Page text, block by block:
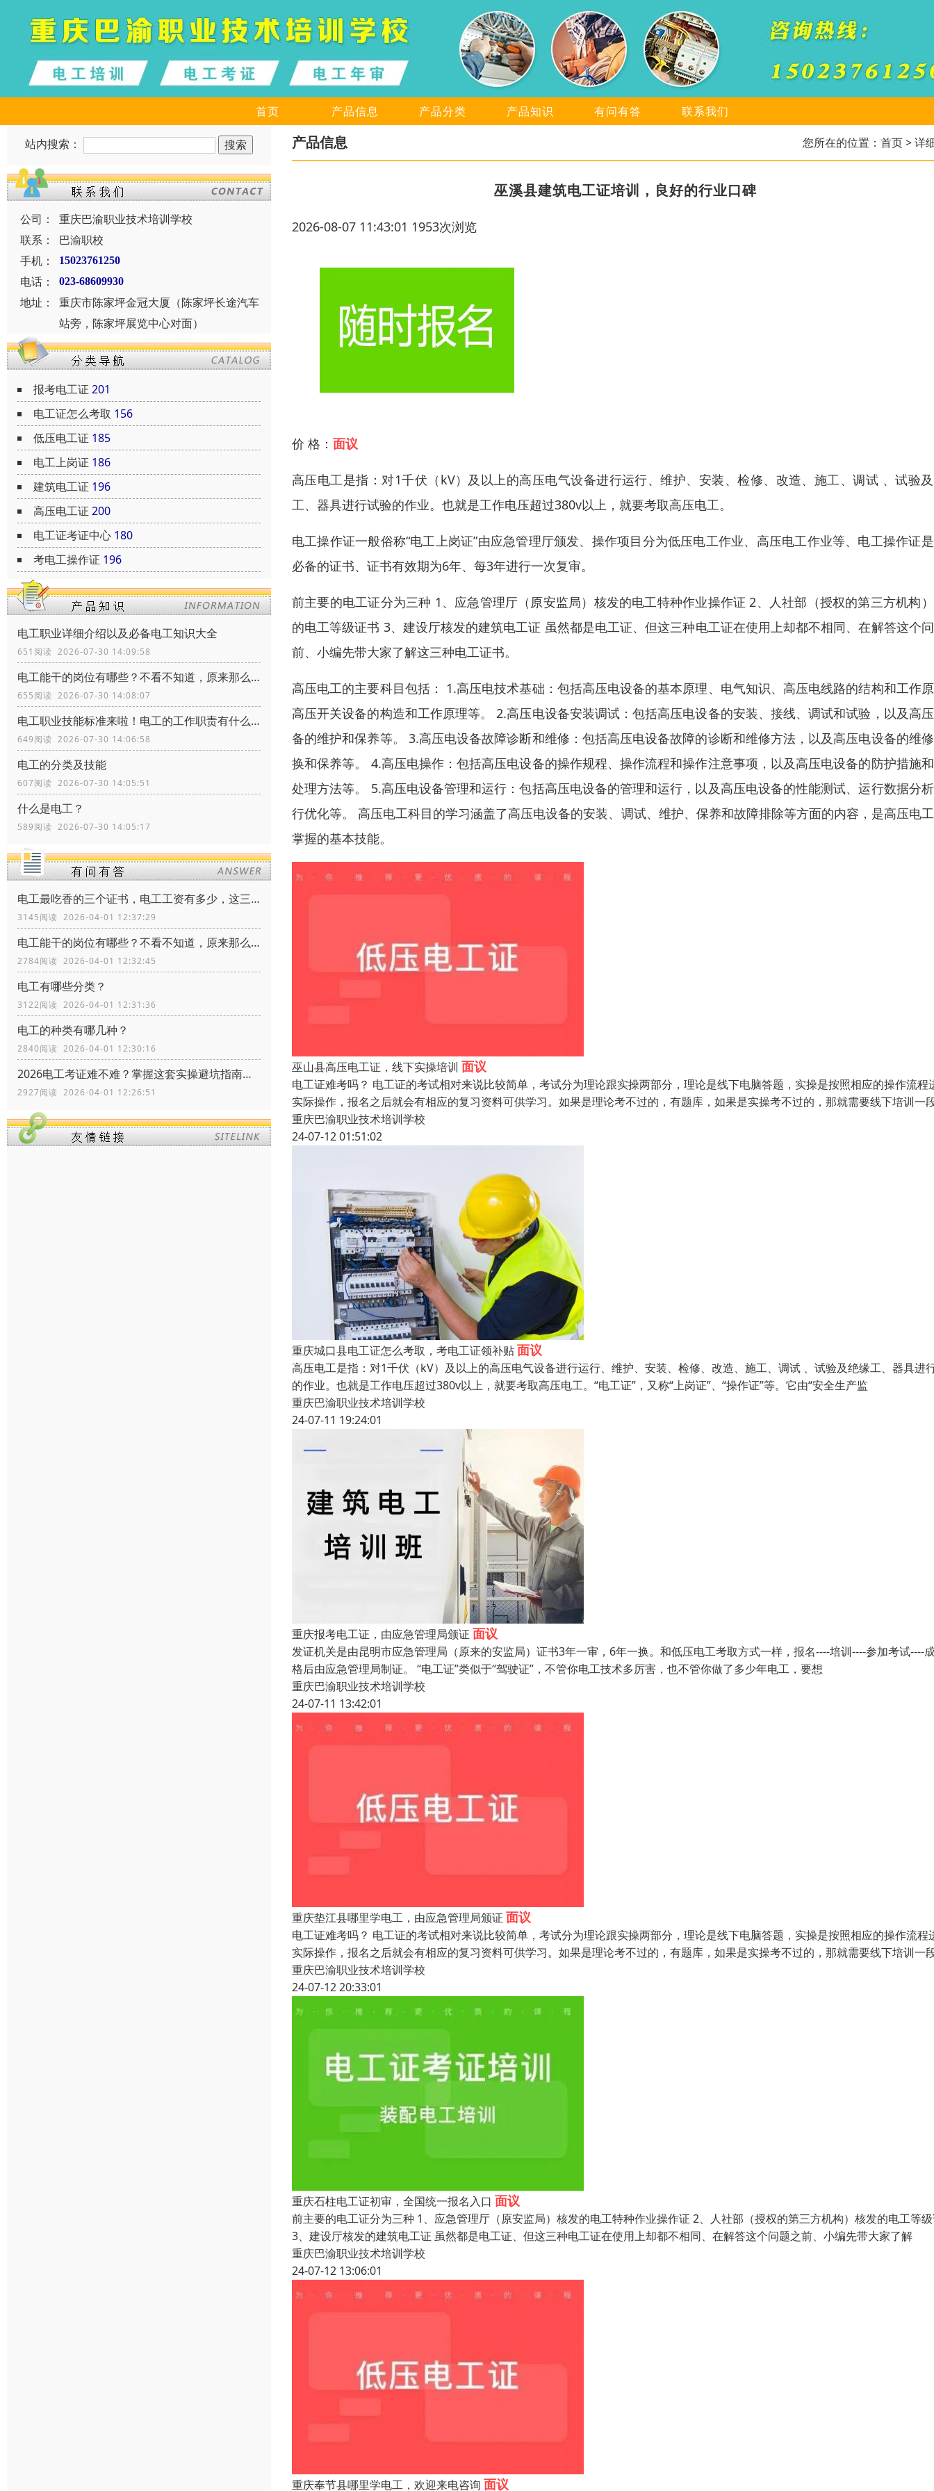
首页 产品信息 产品分类 产品知识 有问有答 联系我们
站内搜索：
公司：
重庆巴渝职业技术培训学校
联系：
巴渝职校
手机：
15023761250
电话： 023-68609930
地址：
重庆市陈家坪金冠大厦（陈家坪长途汽车
站旁，陈家坪展览中心对面）
报考电工证 201
电工证怎么考取 156
低压电工证 185
电工上岗证 186
建筑电工证 196
高压电工证 200
电工证考证中心 180
考电工操作证 196
电工职业详细介绍以及必备电工知识大全
651阅读 2026-07-30 14:09:58
电工能干的岗位有哪些？不看不知道，原来那么多
655阅读 2026-07-30 14:08:07
电工职业技能标准来啦！​电工的工作职责有什么？电工证书怎么考？
649阅读 2026-07-30 14:06:58
电工的分类及技能
607阅读 2026-07-30 14:05:51
什么是电工？
589阅读 2026-07-30 14:05:17
电工最吃香的三个证书，电工工资有多少，这三个证书让你月薪多少
3145阅读 2026-04-01 12:37:29
电工能干的岗位有哪些？不看不知道，原来那么多
2784阅读 2026-04-01 12:32:45
电工有哪些分类？
3122阅读 2026-04-01 12:31:36
电工的种类有哪几种？
2840阅读 2026-04-01 12:30:16
2026电工考证难不难？掌握这套实操避坑指南，拿证快人一步
2927阅读 2026-04-01 12:26:51
产品信息 您所在的位置： 首页> 详
巫溪县建筑电工证培训，良好的行业口碑
2026-08-07 11:43:01 1953次浏览
价 格： 面议
高压电工是指：对1千伏（kV）及以上的高压电气设备进行运行、维护、安装、检修、改造、施工、调试 、试验
工、器具进行试验的作业。也就是工作电压超过380v以上，就要考取高压电工。
电工操作证一般俗称“电工上岗证”由应急管理厅颁发、操作项目分为低压电工作业、高压电工作业等、电工操作证
必备的证书、证书有效期为6年、每3年进行一次复审。
前主要的电工证分为三种 1、应急管理厅（原安监局）核发的电工特种作业操作证 2、人社部（授权的第三方机构
的电工等级证书 3、建设厅核发的建筑电工证 虽然都是电工证、但这三种电工证在使用上却都不相同、在解答这个
前、小编先带大家了解这三种电工证书。
高压电工的主要科目包括： 1.高压电技术基础：包括高压电设备的基本原理、电气知识、高压电线路的结构和工作
高压开关设备的构造和工作原理等。 2.高压电设备安装调试：包括高压电设备的安装、接线、调试和试验，以及高
备的维护和保养等。 3.高压电设备故障诊断和维修：包括高压电设备故障的诊断和维修方法，以及高压电设备的维
换和保养等。 4.高压电操作：包括高压电设备的操作规程、操作流程和操作注意事项，以及高压电设备的防护措施
处理方法等。 5.高压电设备管理和运行：包括高压电设备的管理和运行，以及高压电设备的性能测试、运行数据分
行优化等。 高压电工科目的学习涵盖了高压电设备的安装、调试、维护、保养和故障排除等方面的内容，是高压电
掌握的基本技能。
巫山县高压电工证，线下实操培训 面议
电工证难考吗？ 电工证的考试相对来说比较简单，考试分为理论跟实操两部分，理论是线下电脑答题，实操是按照相应的操作流程
实际操作，报名之后就会有相应的复习资料可供学习。如果是理论考不过的，有题库，如果是实操考不过的，那就需要线下培训一
重庆巴渝职业技术培训学校
24-07-12 01:51:02
重庆城口县电工证怎么考取，考电工证领补贴面议
高压电工是指：对1千伏（kV）及以上的高压电气设备进行运行、维护、安装、检修、改造、施工、调试 、试验及绝缘工、器具进
的作业。也就是工作电压超过380v以上，就要考取高压电工。“电工证”，又称“上岗证”、“操作证”等。它由“安全生产监
重庆巴渝职业技术培训学校
24-07-11 19:24:01
重庆报考电工证，由应急管理局颁证 面议
发证机关是由昆明市应急管理局（原来的安监局）证书3年一审，6年一换。和低压电工考取方式一样，报名----培训----参加考试----
格后由应急管理局制证。 “电工证”类似于“驾驶证”，不管你电工技术多厉害，也不管你做了多少年电工，要想
重庆巴渝职业技术培训学校
24-07-11 13:42:01
重庆垫江县哪里学电工，由应急管理局颁证 面议
电工证难考吗？ 电工证的考试相对来说比较简单，考试分为理论跟实操两部分，理论是线下电脑答题，实操是按照相应的操作流程
实际操作，报名之后就会有相应的复习资料可供学习。如果是理论考不过的，有题库，如果是实操考不过的，那就需要线下培训一
重庆巴渝职业技术培训学校
24-07-12 20:33:01
重庆石柱电工证初审，全国统一报名入口 面议
前主要的电工证分为三种 1、应急管理厅（原安监局）核发的电工特种作业操作证 2、人社部（授权的第三方机构）核发的电工等
3、建设厅核发的建筑电工证 虽然都是电工证、但这三种电工证在使用上却都不相同、在解答这个问题之前、小编先带大家了解
重庆巴渝职业技术培训学校
24-07-12 13:06:01
重庆奉节县哪里学电工，欢迎来电咨询 面议